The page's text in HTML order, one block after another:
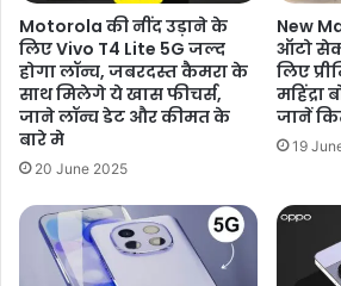
Motorola की नींद उड़ाने के
लिए Vivo T4 Lite 5G जल्द
होगा लॉन्च, जबरदस्त कैमरा के
साथ मिलेगे ये खास फीचर्स,
जाने लॉन्च डेट और कीमत के
बारे मे
20 June 2025
New
ऑटो
लिए
महिंद्रा
जानें
19